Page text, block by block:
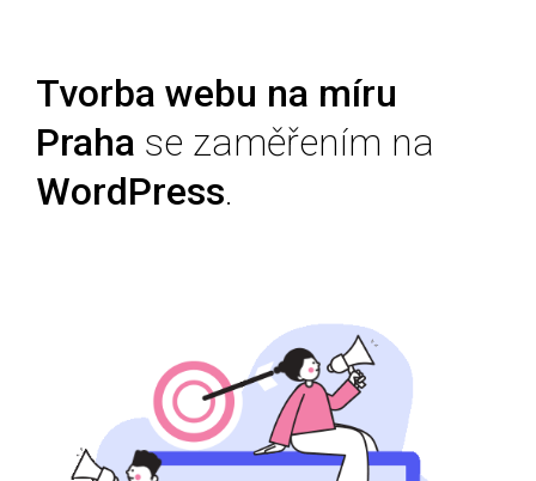
Tvorba webu na míru
Praha se zaměřením na
WordPress.